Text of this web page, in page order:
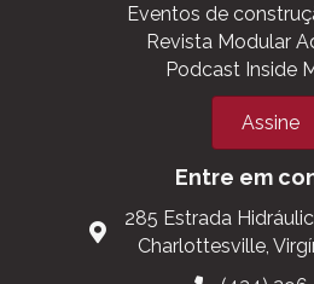
Eventos de
Revista Modular
Podcast Inside
Assine
Entre em
285 Estrada
Charlottesville,